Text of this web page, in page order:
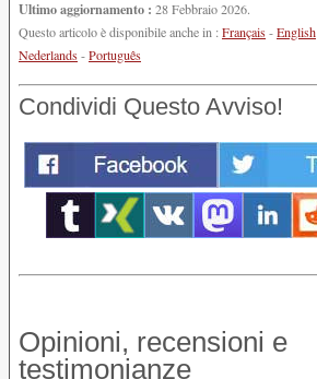
Ultimo aggiornamento : 28 Febbraio 2026.
Questo articolo è disponibile anche in :Français-English
Nederlands-Português
Condividi Questo Avviso!
Opinioni, recensioni e
testimonianze